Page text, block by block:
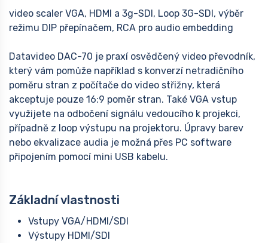
video scaler VGA, HDMI a 3g-SDI, Loop 3G-SDI, výběr
režimu DIP přepínačem, RCA pro audio embedding
Datavideo DAC-70 je praxí osvědčený video převodník,
který vám pomůže například s konverzí netradičního
poměru stran z počítače do video střižny, která
akceptuje pouze 16:9 poměr stran. Také VGA vstup
využijete na odbočení signálu vedoucího k projekci,
případně z loop výstupu na projektoru. Úpravy barev
nebo ekvalizace audia je možná přes PC software
připojením pomocí mini USB kabelu.
Základní vlastnosti
Vstupy VGA/HDMI/SDI
Výstupy HDMI/SDI